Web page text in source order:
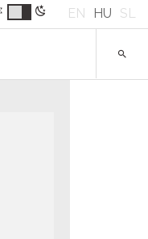
EN HU SL